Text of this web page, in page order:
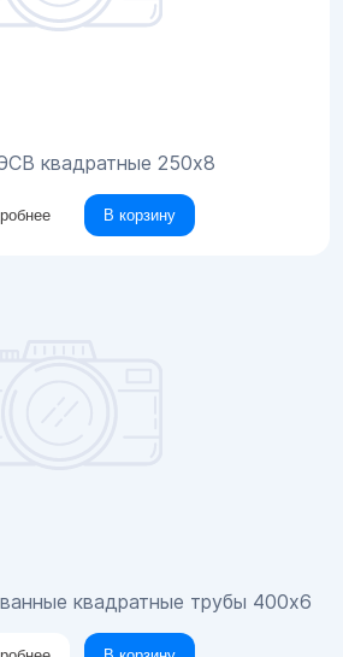
квадратные 250х8
В корзину
квадратные трубы 400x6